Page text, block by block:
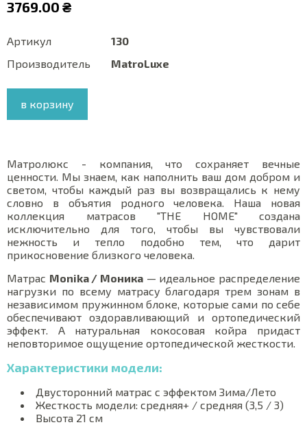
3769.00 ₴
Артикул
130
Производитель
MatroLuxe
в корзину
Матролюкс - компания, что сохраняет вечные
ценности. Мы знаем, как наполнить ваш дом добром и
светом, чтобы каждый раз вы возвращались к нему
словно в объятия родного человека. Наша новая
коллекция матрасов "THE HOME" создана
исключительно для того, чтобы вы чувствовали
нежность и тепло подобно тем, что дарит
прикосновение близкого человека.
Матрас Monika / Моника — идеальное распределение
нагрузки по всему матрасу благодаря трем зонам в
независимом пружинном блоке, которые сами по себе
обеспечивают оздоравливающий и ортопедический
эффект. А натуральная кокосовая койра придаст
неповторимое ощущение ортопедической жесткости.
Характеристики модели:
Двусторонний матрас с эффектом Зима/Лето
Жесткость модели: средняя+ / средняя (3,5 / 3)
Высота 21 см